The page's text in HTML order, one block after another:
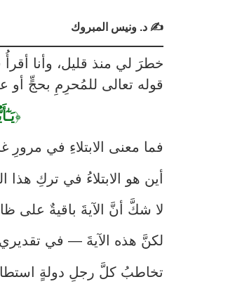
✍️ د. ونيس المبروك
خطرَ لي منذ قليل، وأنا
قوله تعالى للمُحرِمِ بحجٍّ أو
﴿
فما معنى الابتلاءِ في
أين هو الابتلاءُ في تركِ هذا
لا شكَّ أنَّ الآيةَ باقيةٌ
لكنَّ هذه الآيةَ — في
تخاطبُ كلَّ رجلِ دولةٍ